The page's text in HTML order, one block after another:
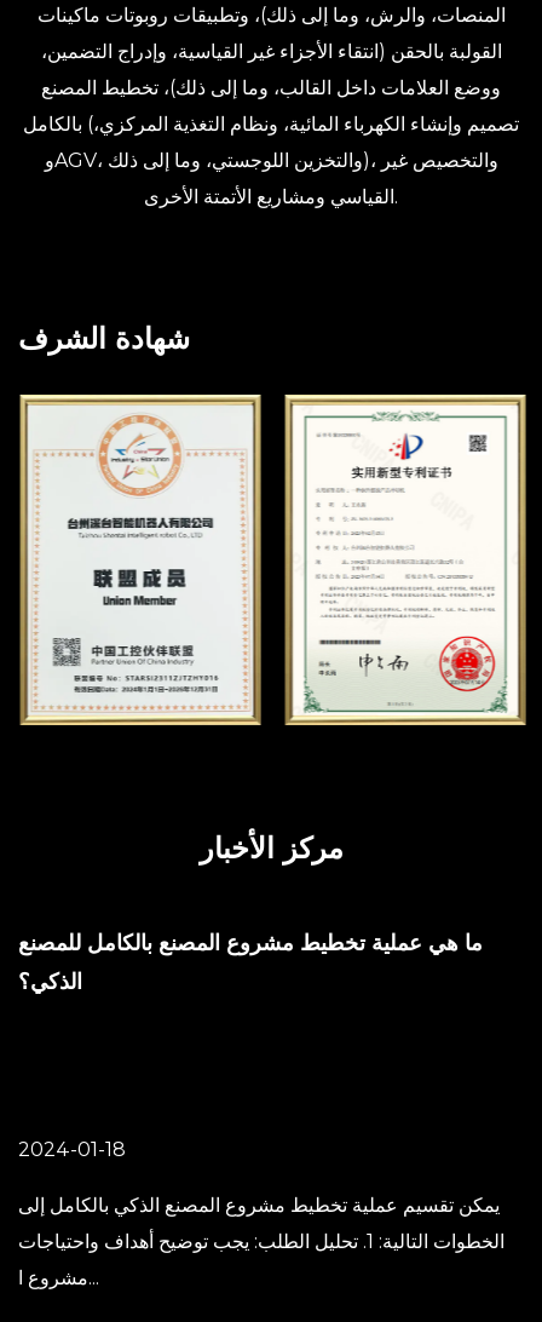
المنصات، والرش، وما إلى ذلك)، وتطبيقات روبوتات ماكينات
القولبة بالحقن (انتقاء الأجزاء غير القياسية، وإدراج التضمين،
ووضع العلامات داخل القالب، وما إلى ذلك)، تخطيط المصنع
بالكامل (تصميم وإنشاء الكهرباء المائية، ونظام التغذية المركزي،
وAGV، والتخزين اللوجستي، وما إلى ذلك)، والتخصيص غير
القياسي ومشاريع الأتمتة الأخرى.
شهادة الشرف
مركز الأخبار
ما هي عملية تخطيط مشروع المصنع بالكامل للمصنع
الذكي؟
2024-01-18
يمكن تقسيم عملية تخطيط مشروع المصنع الذكي بالكامل إلى
الخطوات التالية: 1. تحليل الطلب: يجب توضيح أهداف واحتياجات
مشروع ا...